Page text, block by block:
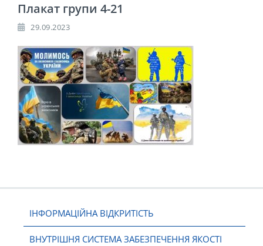
ІНФОРМАЦІЙНА ВІДКРИТІСТЬ
ВНУТРІШНЯ СИСТЕМА ЗАБЕЗПЕЧЕННЯ ЯКОСТІ
Плакат групи 4-21
29.09.2023